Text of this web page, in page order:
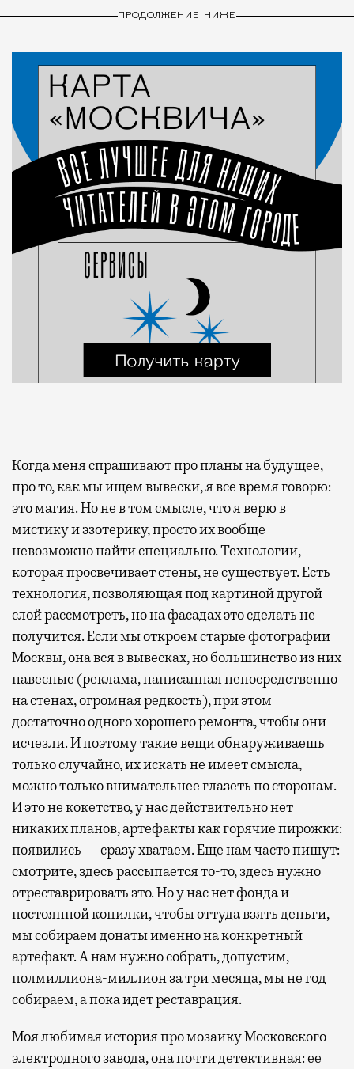
ПРОДОЛЖЕНИЕ НИЖЕ
Когда меня спрашивают про планы на будущее,
про то, как мы ищем вывески, я все время говорю:
это магия. Но не в том смысле, что я верю в
мистику и эзотерику, просто их вообще
невозможно найти специально. Технологии,
которая просвечивает стены, не существует. Есть
технология, позволяющая под картиной другой
слой рассмотреть, но на фасадах это сделать не
получится. Если мы откроем старые фотографии
Москвы, она вся в вывесках, но большинство из них
навесные (реклама, написанная непосредственно
на стенах, огромная редкость), при этом
достаточно одного хорошего ремонта, чтобы они
исчезли. И поэтому такие вещи обнаруживаешь
только случайно, их искать не имеет смысла,
можно только внимательнее глазеть по сторонам.
И это не кокетство, у нас действительно нет
никаких планов, артефакты как горячие пирожки:
появились — сразу хватаем. Еще нам часто пишут:
смотрите, здесь рассыпается то-то, здесь нужно
отреставрировать это. Но у нас нет фонда и
постоянной копилки, чтобы оттуда взять деньги,
мы собираем донаты именно на конкретный
артефакт. А нам нужно собрать, допустим,
полмиллиона-миллион за три месяца, мы не год
собираем, а пока идет реставрация.
Моя любимая история про мозаику Московского
электродного завода, она почти детективная: ее